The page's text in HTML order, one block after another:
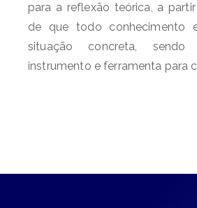
para a reflexão teórica, a
de que todo conhecimento
situação concreta,
instrumento e ferramenta para